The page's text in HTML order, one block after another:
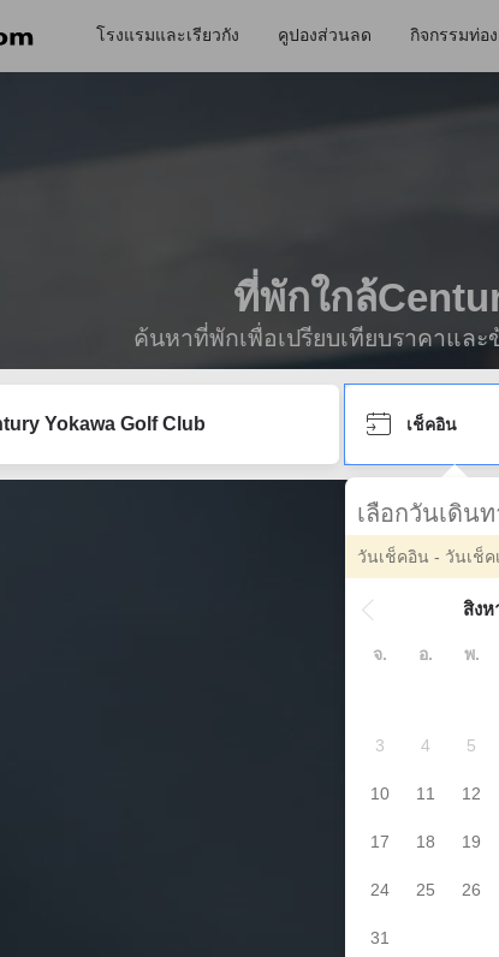
โรงแรมและเรียวกัง คูปองส่วนลด กิจกรรมท่อง
ที่พักใกล้
ค้นหาที่พักเพื่อเปรียบเทียบราคาแล
เช็คอิน
เลือกวันเดิน
วันเช็คอิน - วันเช็ค
สิงห
จ. อ. พ.
3 4 5
10 11 12
17 18 19
24 25 26
31